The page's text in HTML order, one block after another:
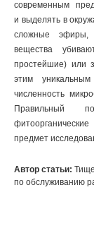
современным
и выделять в
сложные эфиры,
вещества
простейшие) или
этим
численность
Правильный
предмет
Автор статьи:
по обслуживанию